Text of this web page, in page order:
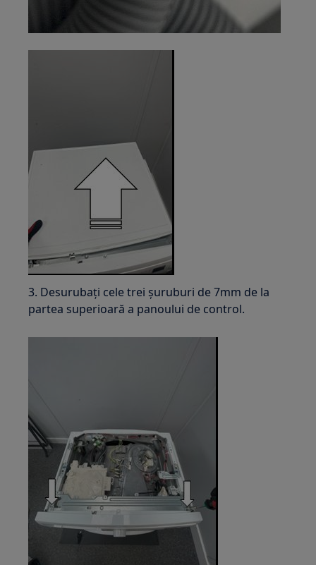
3. Desurubați cele trei șuruburi de 7mm de la
partea superioară a panoului de control.